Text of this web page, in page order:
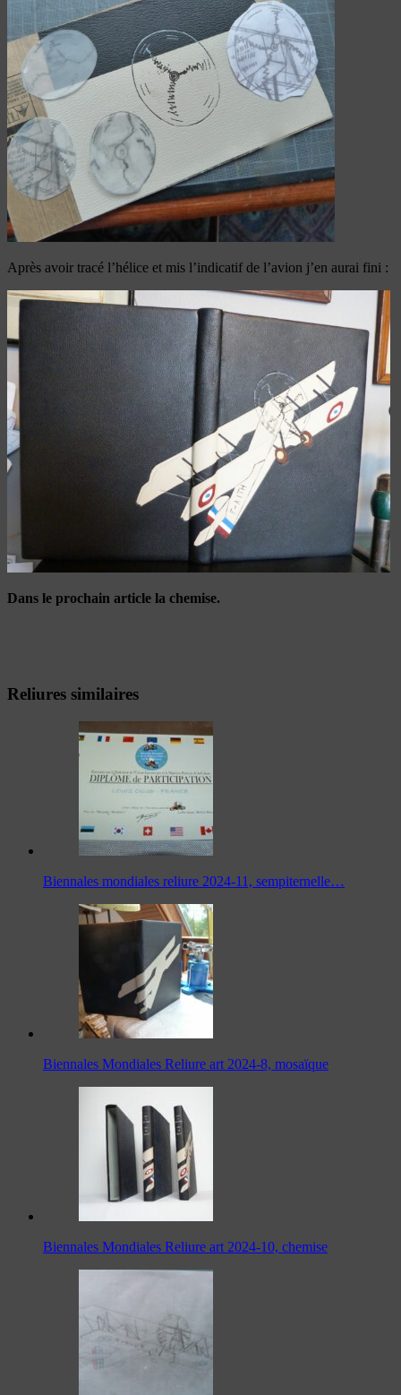
Après avoir tracé l’hélice et mis l’indicatif de l’avion j’en aurai fini :
Dans le prochain article la chemise.
Reliures similaires
Biennales mondiales reliure 2024-11, sempiternelle…
Biennales Mondiales Reliure art 2024-8, mosaïque
Biennales Mondiales Reliure art 2024-10, chemise